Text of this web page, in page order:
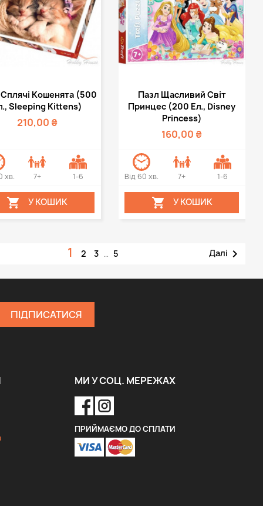
Швидкий перегляд
Кошенята (500
Sleeping Kittens)
210,00 ₴
хв. 7+ 1-6
 У КОШИК
Швидкий перегляд
Пазл Щасливий Світ
Принцес (200 Ел., Disney
Princess)
160,00 ₴
Від 60 хв. 7+ 1-6
 У КОШИК
1 2 3 … 5 Далі 
МИ У СОЦ. МЕРЕЖАХ
ПРИЙМАЄМО ДО СПЛАТИ